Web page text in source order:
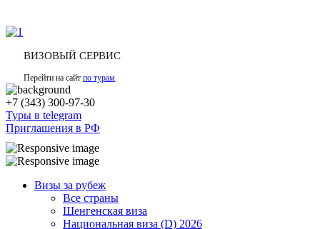
ВИЗОВЫЙ СЕРВИС
Перейти на сайт по турам
+7 (343) 300-97-30
Туры в telegram
Приглашения в РФ
Визы за рубеж
Все страны
Шенгенская виза
Национальная виза (D) 2026